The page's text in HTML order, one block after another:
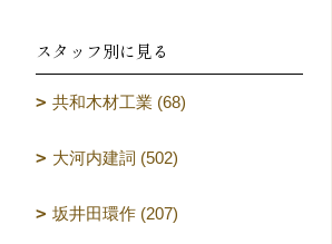
スタッフ別に見る
共和木材工業 (68)
大河内建詞 (502)
坂井田環作 (207)